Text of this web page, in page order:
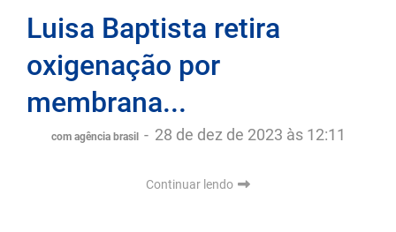
Luisa Baptista retira
oxigenação por
membrana...
com agência brasil - 28 de dez de 2023 às 12:11
Continuar lendo